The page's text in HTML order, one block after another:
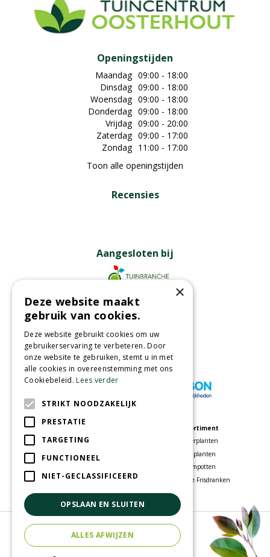
Openingstijden
Maandag 09:00 - 18:00
Dinsdag 09:00 - 18:00
Woensdag 09:00 - 18:00
Donderdag 09:00 - 18:00
Vrijdag 09:00 - 20:00
Zaterdag 09:00 - 17:00
Zondag 11:00 - 17:00
Toon alle openingstijden
Recensies
Aangesloten bij
Partners
Wij accepteren
Tuincentrum
Speelparadijs
Woonwinkel
Assortiment
Kamerplanten
Tuinplanten
Bloempotten
Voordelige Frisdranken
© Tuincentrum Oosterhout
Green Solutions
×
Deze website maakt
gebruik van cookies.
Deze website gebruikt cookies om uw
gebruikerservaring te verbeteren. Door
onze website te gebruiken, stemt u in met
alle cookies in overeenstemming met ons
Cookiebeleid.Lees verder
STRIKT NOODZAKELIJK
PRESTATIE
TARGETING
FUNCTIONEEL
NIET-GECLASSIFICEERD
OPSLAAN EN SLUITEN
ALLES AFWIJZEN